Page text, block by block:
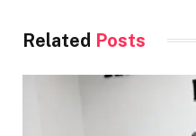
Related Posts